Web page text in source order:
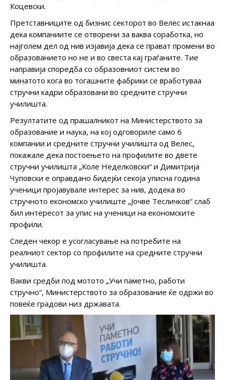
Коцевски.
Претставниците од бизнис секторот во Велес истакнаа
дека компаниите се отворени за ваква соработка, но
најголем дел од нив изјавија дека се прават промени во
образованието но не и во свеста кај граѓаните. Тие
направија споредба со образовниот систем во
минатото кога во тогашните фабрики се вработуваа
стручни кадри образовани во средните стручни
училишта.
Резултатите од прашалникот на Министерството за
образование и наука, на кој одговориле само 6
компании и средните стручни училишта од Велес,
покажале дека постоењето на профилите во двете
стручни училишта „Коле Неделковски“ и Димитрија
Чуповски е оправдано бидејќи секоја уписна година
ученици пројавувале интерес за нив, додека во
стручното економско училиште „Јочве Тесличков“ слаб
бил интересот за упис на ученици на економските
профили.
Следен чекор е усогласување на потребите на
реалниот сектор со профилите на средните стручни
училишта.
Вакви средби под мотото „Учи паметно, работи
стручно“, Министерството за образование ќе одржи во
повеќе градови низ државата.